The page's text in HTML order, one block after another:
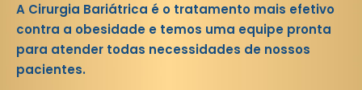
A Cirurgia Bariátrica é o tratamento mais efetivo
contra a obesidade e temos uma equipe pronta
para atender todas necessidades de nossos
pacientes.